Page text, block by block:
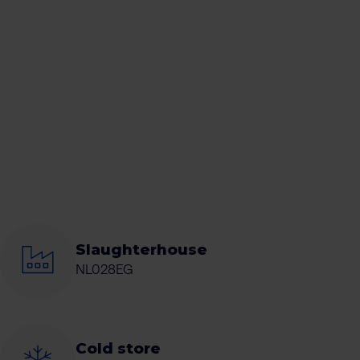
Slaughterhouse
NL028EG
Cold store